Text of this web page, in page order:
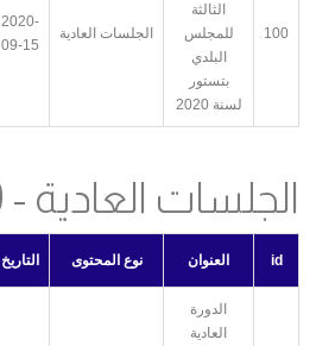
100
الثالثة
للمجلس
البلدي
بتستور
لسنة 2020
الجلسات العادية
2020-
09-15
الجلسات العادية - 2019
id العنوان نوع المحتوى التاريخ
الدورة
العادية